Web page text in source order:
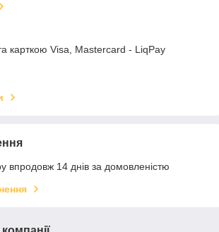
карткою Visa, Mastercard - LiqPay
впродовж 14 днів за домовленістю